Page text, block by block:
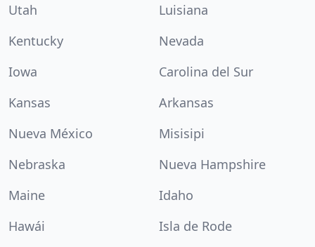
Utah
Luisiana
Kentucky
Nevada
Iowa
Carolina del Sur
Kansas
Arkansas
Nueva México
Misisipi
Nebraska
Nueva Hampshire
Maine
Idaho
Hawái
Isla de Rode